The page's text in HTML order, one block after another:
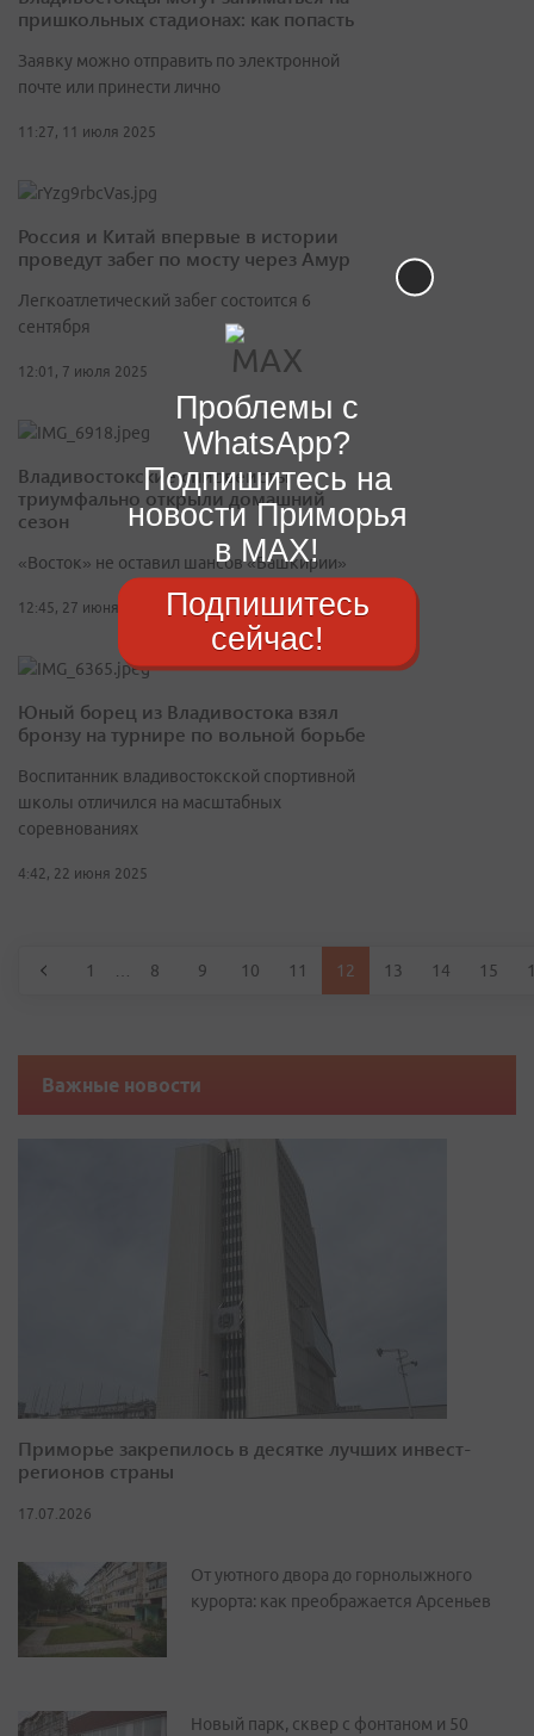
пришкольных стадионах: как попасть
Заявку можно отправить по электронной
почте или принести лично
11:27, 11 июля 2025
Россия и Китай впервые в истории
проведут забег по мосту через Амур
Легкоатлетический забег состоится 6
сентября
12:01, 7 июля 2025
Владивостокские спидвеисты
триумфально открыли домашний
сезон
«Восток» не оставил шансов «Башкирии»
12:45, 27 июня 2025
Юный борец из Владивостока взял
бронзу на турнире по вольной борьбе
Воспитанник владивостокской спортивной
школы отличился на масштабных
соревнованиях
4:42, 22 июня 2025
1 … 8 9 10 11 12 13 14 15
Важные новости
Приморье закрепилось в десятке лучших инвест-
регионов страны
17.07.2026
От уютного двора до горнолыжного
курорта: как преображается Арсеньев
Новый парк, сквер с фонтаном и 50
Проблемы с
WhatsApp?
Подпишитесь на
новости Приморья
в MAX!
Подпишитесь
сейчас!